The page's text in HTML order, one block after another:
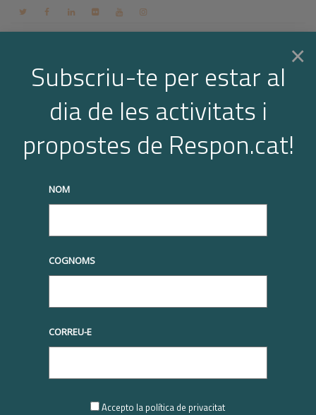
Contacte Espai membres Login CA
Arxiu per a l'etiqueta: partenariats
Home
partenariats
×
Subscriu-te per estar al
dia de les activitats i
propostes de Respon.cat!
NOM
COGNOMS
CORREU-E
Accepto la política de privacitat